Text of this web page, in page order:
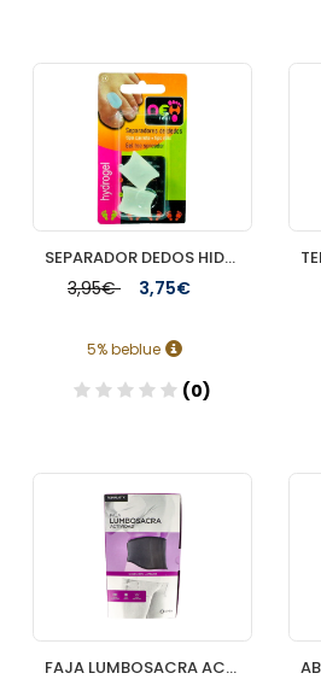
Añadir
SEPARADOR DEDOS HIDROGEL CARRETE NEH 2 UNIDADES TALLA GRANDE
3,95€ 3,75€
5% beblue
(0)
FAJA LUMBOSACRA ACTIVIDAD FARMALASTIC 1 UNIDAD TALLA GRANDE COLOR NEGRO